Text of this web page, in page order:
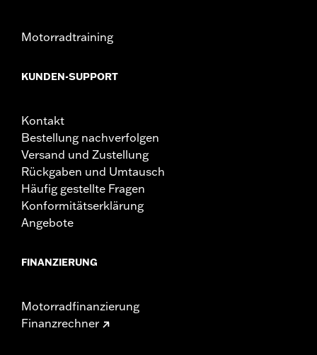
Motorradtraining
KUNDEN-SUPPORT
Kontakt
Bestellung nachverfolgen
Versand und Zustellung
Rückgaben und Umtausch
Häufig gestellte Fragen
Konformitätserklärung
Angebote
FINANZIERUNG
Motorradfinanzierung
Finanzrechner